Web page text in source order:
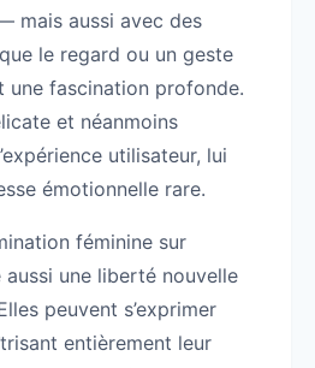
mais aussi avec des
le regard ou un geste
une fascination profonde.
et néanmoins
utilisateur, lui
émotionnelle rare.
féminine sur
aussi une liberté nouvelle
peuvent s’exprimer
entièrement leur